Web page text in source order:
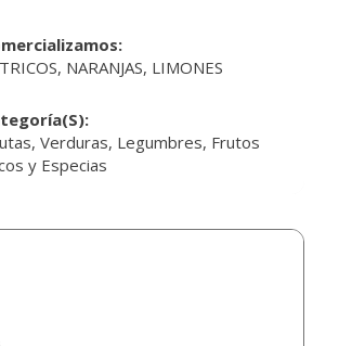
NARANJAS, LIMONES
Verduras, Legumbres, Frutos
y Especias